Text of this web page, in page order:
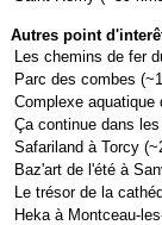
Autres point
Les chemins de fer
Parc des combes
Complexe
Ça continue dans
Safariland à Torcy
Baz'art de l'été à
Le trésor de la
Heka à Montceau-